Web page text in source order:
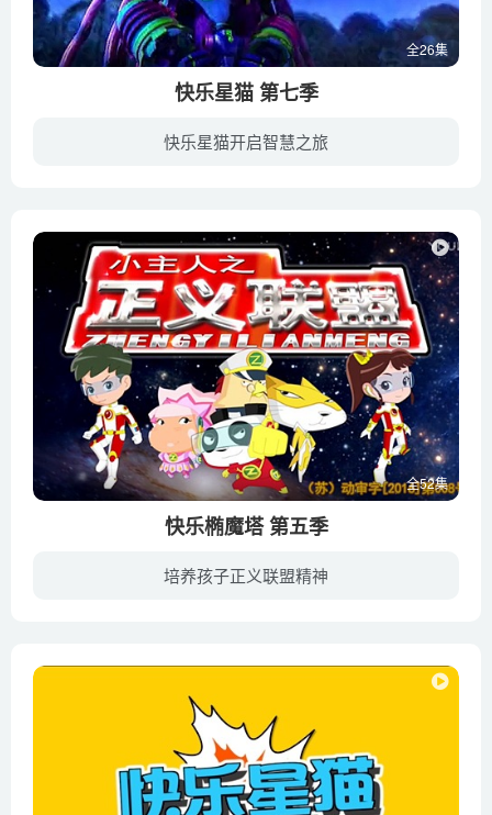
全26集
快乐星猫 第七季
快乐星猫开启智慧之旅
全52集
快乐椭魔塔 第五季
培养孩子正义联盟精神